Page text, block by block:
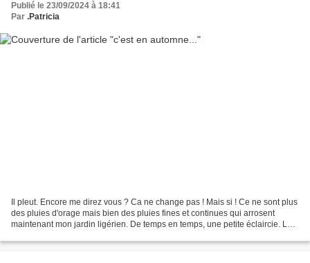
Publié le 23/09/2024 à 18:41
Par .Patricia
Il pleut. Encore me direz vous ? Ca ne change pas ! Mais si ! Ce ne sont plus
des pluies d'orage mais bien des pluies fines et continues qui arrosent
maintenant mon jardin ligérien. De temps en temps, une petite éclaircie. Le